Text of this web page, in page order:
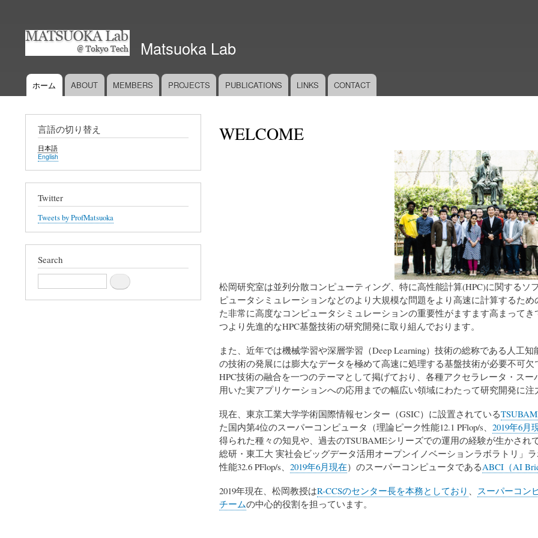
ツ
account
menu
Matsuoka Lab
Mainホーム ABOUT MEMBERS PROJECTS PUBLICATIONS LINKS CONTACT
WELCOME
松岡研究室は並列分散コンピューティング、特に高性能計算(HPC)に関する
ピュータシミュレーションなどのより大規模な問題をより高速に計算するた
た非常に高度なコンピュータシミュレーションの重要性がますます高まって
つより先進的なHPC基盤技術の研究開発に取り組んでおります。
また、近年では機械学習や深層学習（Deep Learning）技術の総称である人工
の技術の発展には膨大なデータを極めて高速に処理する基盤技術が必要不可
HPC技術の融合を一つのテーマとして掲げており、各種アクセラレータ・ス
用いた実アプリケーションへの応用までの幅広い領域にわたって研究開発に注
現在、東京工業大学学術国際情報センター（GSIC）に設置されている
た国内第4位のスーパーコンピュータ（理論ピーク性能12.1 PFlop/s、 2019年6月
得られた種々の知見や、過去のTSUBAMEシリーズでの運用の経験が生かさ
総研・東工大 実社会ビッグデータ活用オープンイノベーションラボラトリ」
性能32.6 PFlop/s、 2019年6月現在）のスーパーコンピュータであるABCI（AI
2019年現在、松岡教授はR-CCSのセンター長を本務としており
スーパーコン
チームの中心的役割を担っています。
言語の切り替え
日本語
English
Twitter
Tweets by ProfMatsuoka
Search
Search